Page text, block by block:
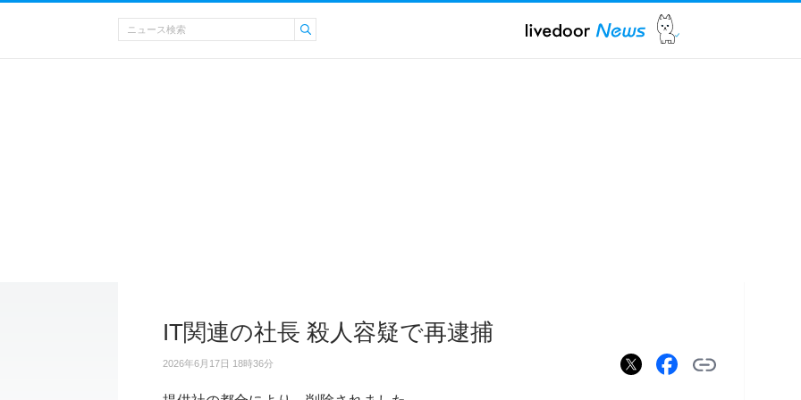
IT関連の社長 殺人容疑で再逮捕
2026年6月17日 18時36分